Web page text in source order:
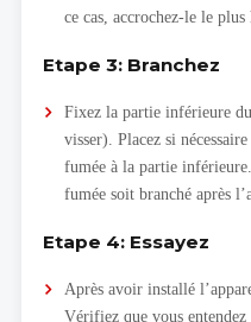
ce cas, accrochez-le le plus
Etape 3: Branchez
Fixez la partie inférieure
visser). Placez si
fumée à la partie
fumée soit branché après
Etape 4: Essayez
Après avoir installé
Vérifiez que vous entendez